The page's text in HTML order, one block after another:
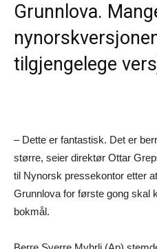
Grunnlova.
tilgjengelege
– Dette er fantastisk. Det er
større, seier direktør Ottar
til Nynorsk pressekontor etter
Grunnlova for første gong skal
bokmål.